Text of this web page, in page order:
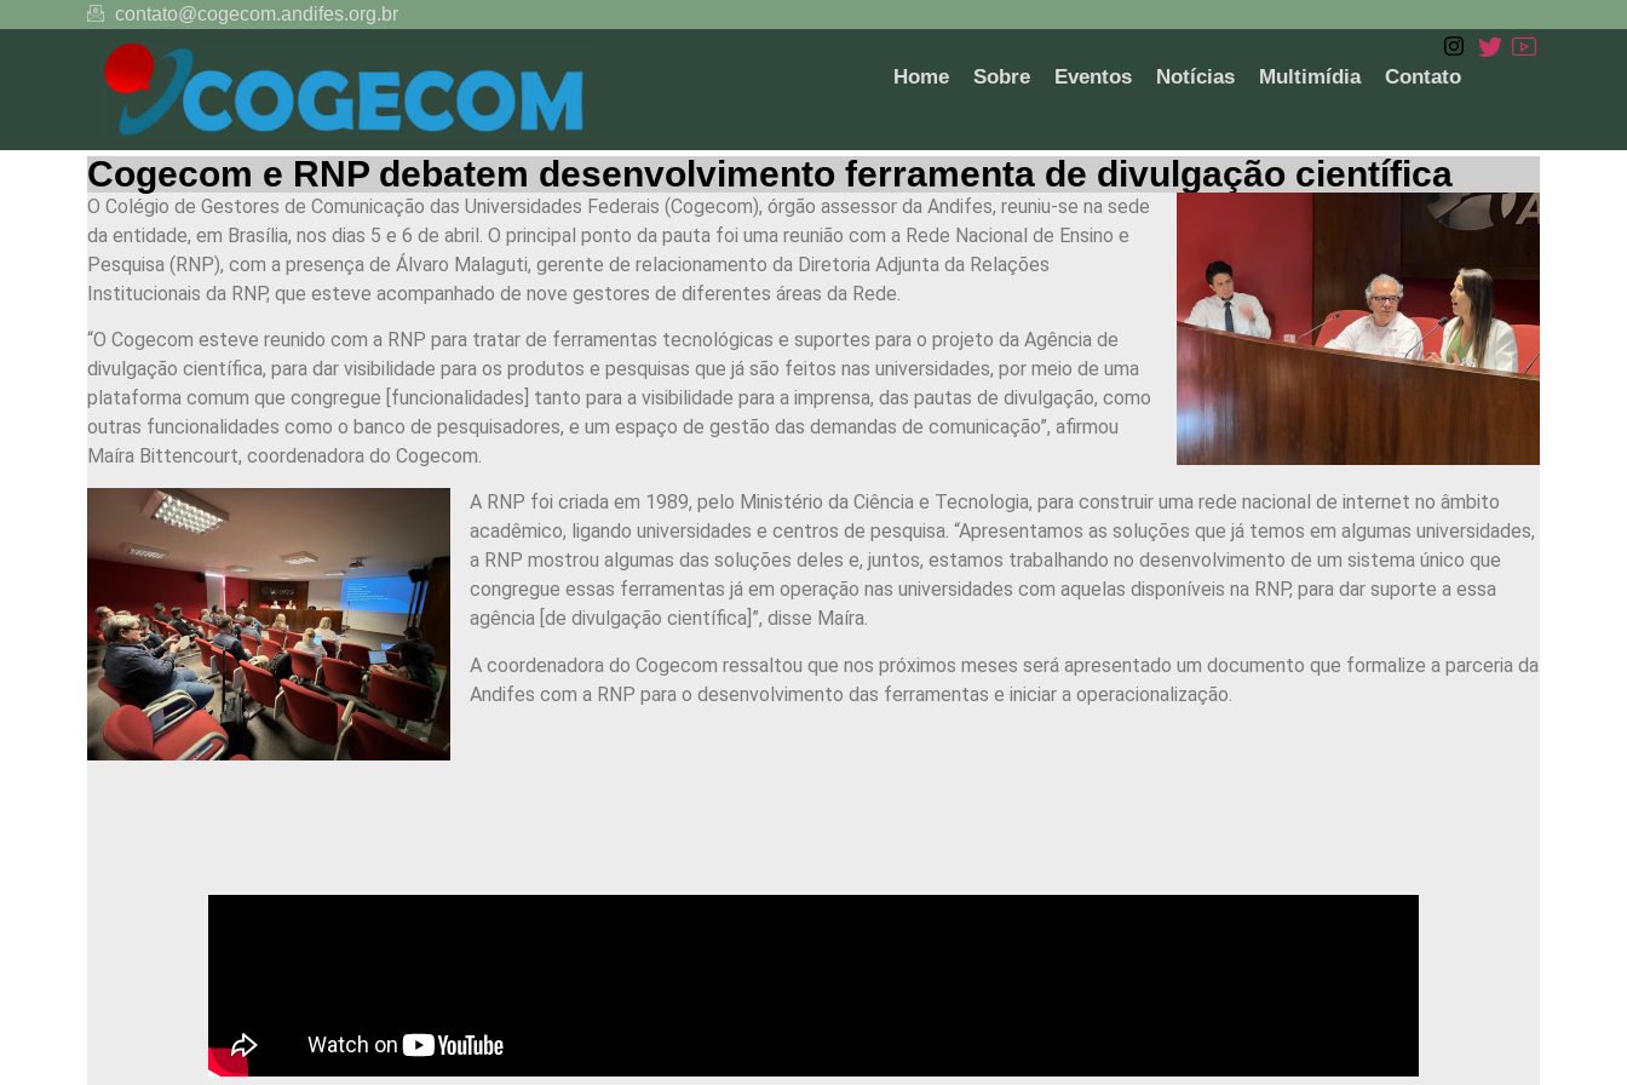
contato@cogecom.andifes.org.br
Home Sobre Eventos Notícias Multimídia Contato
Cogecom e RNP debatem desenvolvimento ferramenta de divulgação científica
O Colégio de Gestores de Comunicação das Universidades Federais (Cogecom), órgão assessor da Andifes, reuniu-se na sede
da entidade, em Brasília, nos dias 5 e 6 de abril. O principal ponto da pauta foi uma reunião com a Rede Nacional de Ensino e
Pesquisa (RNP), com a presença de Álvaro Malaguti, gerente de relacionamento da Diretoria Adjunta da Relações
Institucionais da RNP, que esteve acompanhado de nove gestores de diferentes áreas da Rede.
“O Cogecom esteve reunido com a RNP para tratar de ferramentas tecnológicas e suportes para o projeto da Agência de
divulgação científica, para dar visibilidade para os produtos e pesquisas que já são feitos nas universidades, por meio de uma
plataforma comum que congregue [funcionalidades] tanto para a visibilidade para a imprensa, das pautas de divulgação, como
outras funcionalidades como o banco de pesquisadores, e um espaço de gestão das demandas de comunicação”, afirmou
Maíra Bittencourt, coordenadora do Cogecom.
A RNP foi criada em 1989, pelo Ministério da Ciência e Tecnologia, para construir uma rede nacional de internet no âmbito
acadêmico, ligando universidades e centros de pesquisa. “Apresentamos as soluções que já temos em algumas universidades,
a RNP mostrou algumas das soluções deles e, juntos, estamos trabalhando no desenvolvimento de um sistema único que
congregue essas ferramentas já em operação nas universidades com aquelas disponíveis na RNP, para dar suporte a essa
agência [de divulgação científica]”, disse Maíra.
A coordenadora do Cogecom ressaltou que nos próximos meses será apresentado um documento que formalize a parceria da
Andifes com a RNP para o desenvolvimento das ferramentas e iniciar a operacionalização.